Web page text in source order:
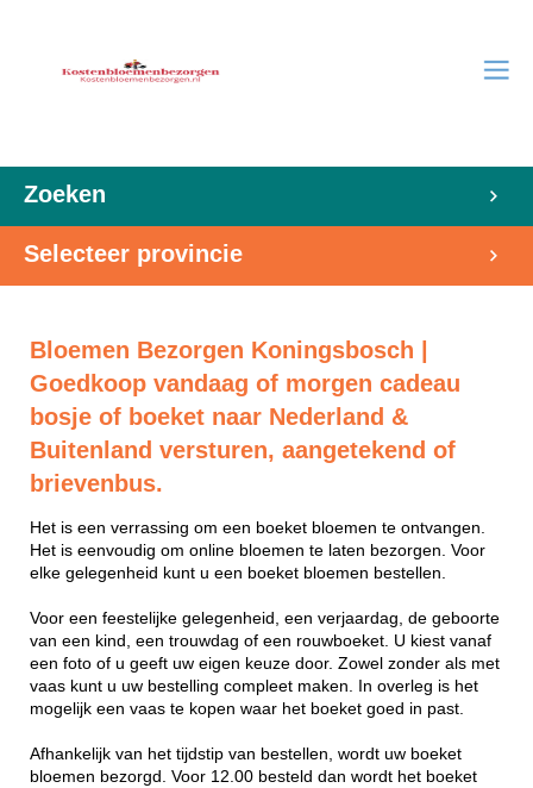
Zoeken
Selecteer provincie
Bloemen Bezorgen Koningsbosch |
Goedkoop vandaag of morgen cadeau
bosje of boeket naar Nederland &
Buitenland versturen, aangetekend of
brievenbus.
Het is een verrassing om een boeket bloemen te ontvangen.
Het is eenvoudig om online bloemen te laten bezorgen. Voor
elke gelegenheid kunt u een boeket bloemen bestellen.
Voor een feestelijke gelegenheid, een verjaardag, de geboorte
van een kind, een trouwdag of een rouwboeket. U kiest vanaf
een foto of u geeft uw eigen keuze door. Zowel zonder als met
vaas kunt u uw bestelling compleet maken. In overleg is het
mogelijk een vaas te kopen waar het boeket goed in past.
Afhankelijk van het tijdstip van bestellen, wordt uw boeket
bloemen bezorgd. Voor 12.00 besteld dan wordt het boeket